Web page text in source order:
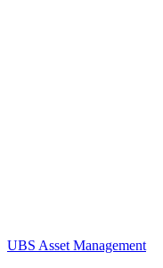
UBS Asset Management